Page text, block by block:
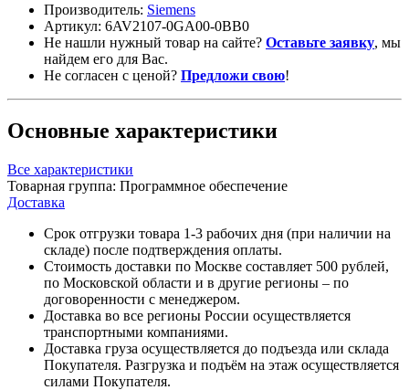
Производитель: Siemens
Артикул: 6AV2107-0GA00-0BB0
Не нашли нужный товар на сайте? Оставьте заявку, мы
найдем его для Вас.
Не согласен с ценой? Предложи свою!
Основные характеристики
Все характеристики
Товарная группа: Программное обеспечение
Доставка
Срок отгрузки товара 1-3 рабочих дня (при наличии на
складе) после подтверждения оплаты.
Стоимость доставки по Москве составляет 500 рублей,
по Московской области и в другие регионы – по
договоренности с менеджером.
Доставка во все регионы России осуществляется
транспортными компаниями.
Доставка груза осуществляется до подъезда или склада
Покупателя. Разгрузка и подъём на этаж осуществляется
силами Покупателя.